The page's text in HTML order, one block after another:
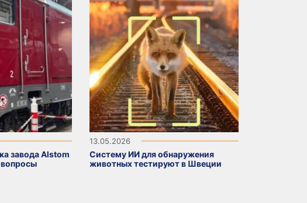
завода Alstom
вопросы
13.05.2026
Систему ИИ для обнаружения
животных тестируют в Швеции